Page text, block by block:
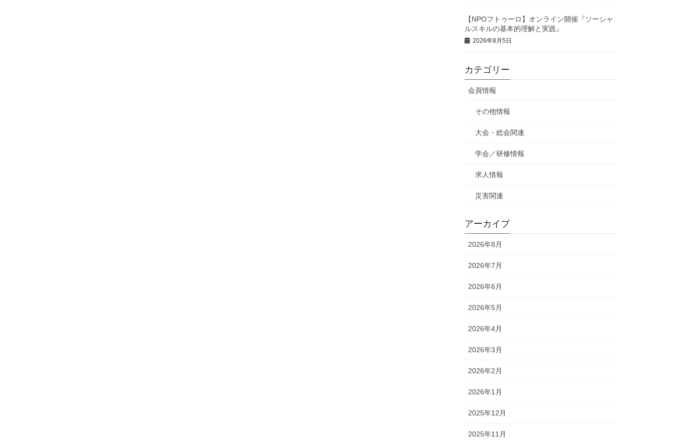
【NPOフトゥーロ】オンライン開催『ソーシャ
ルスキルの基本的理解と実践』
2026年8月5日
カテゴリー
会員情報
その他情報
大会・総会関連
学会／研修情報
求人情報
災害関連
アーカイブ
2026年8月
2026年7月
2026年6月
2026年5月
2026年4月
2026年3月
2026年2月
2026年1月
2025年12月
2025年11月